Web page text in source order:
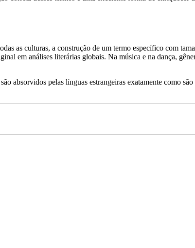
as culturas, a construção de um termo específico com
em análises literárias globais. Na música e na dança,
absorvidos pelas línguas estrangeiras exatamente como